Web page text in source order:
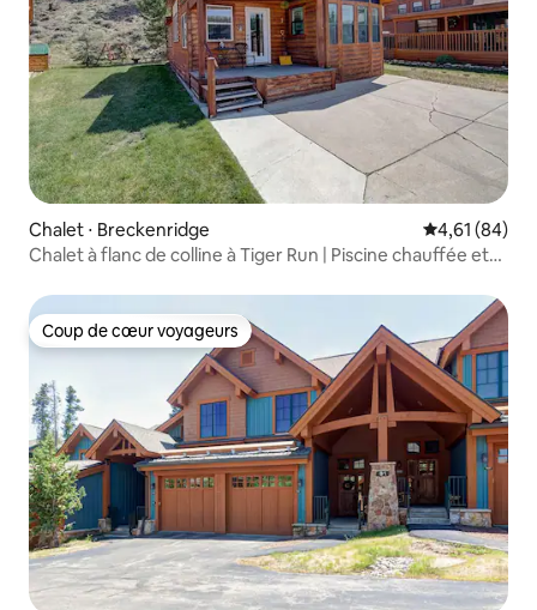
Chalet ⋅ Breckenridge Évaluation
4,61 (84)
Chalet à flanc de colline à Tiger Run | Piscine chauffée et
Coup de cœur voyageurs
Coup de cœur voyageurs